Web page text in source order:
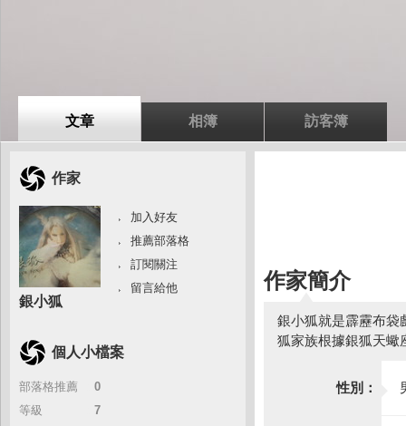
文章 相簿 訪客簿
作家簡介
銀小狐就是霹靂布袋
狐家族根據銀狐天蠍
性別：
作家
加入好友
推薦部落格
訂閱關注
留言給他
銀小狐
個人小檔案
部落格推薦
0
等級
7